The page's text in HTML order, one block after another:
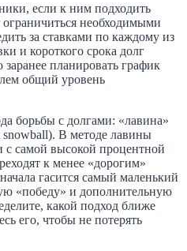
если к ним подходить
необходимыми
за ставками по каждому из
и короткого срока долг
планировать график
общий уровень
борьбы с долгами: «лавина»
snowball). В методе лавины
с самой высокой процентной
к менее «дорогим»
гасится самый маленький
«победу» и дополнительную
какой подход ближе
его, чтобы не потерять